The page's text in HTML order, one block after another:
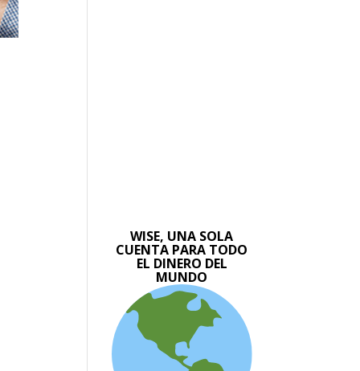
WISE, UNA SOLA
CUENTA PARA TODO
EL DINERO DEL
MUNDO